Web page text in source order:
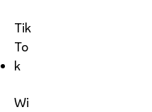
Tik
To
k
Wi